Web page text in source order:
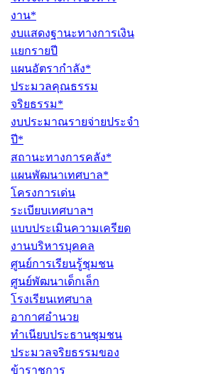
งาน*
งบแสดงฐานะทางการเงิน
แยกรายปี
แผนอัตรากำลัง*
ประมวลคุณธรรม
จริยธรรม*
งบประมาณรายจ่ายประจำ
ปี*
สถานะทางการคลัง*
แผนพัฒนาเทศบาล*
โครงการเด่น
ระเบียบเทศบาลฯ
แบบประเมินความเครียด
งานบริหารบุคคล
ศูนย์การเรียนรู้ชุมชน
ศูนย์พัฒนาเด็กเล็ก
โรงเรียนเทศบาล
อากาศอำนวย
ทำเนียบประธานชุมชน
ประมวลจริยธรรมของ
ข้าราชการ